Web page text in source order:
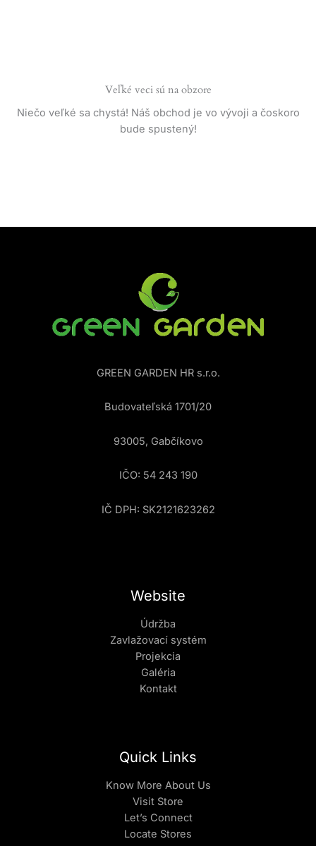
Veľké veci sú na obzore
Niečo veľké sa chystá! Náš obchod je vo vývoji a čoskoro
bude spustený!
GREEN GARDEN HR s.r.o.
Budovateľská 1701/20
93005, Gabčíkovo
IČO: 54 243 190
IČ DPH: SK2121623262
Website
Údržba
Zavlažovací systém
Projekcia
Galéria
Kontakt
Quick Links
Know More About Us
Visit Store
Let’s Connect
Locate Stores